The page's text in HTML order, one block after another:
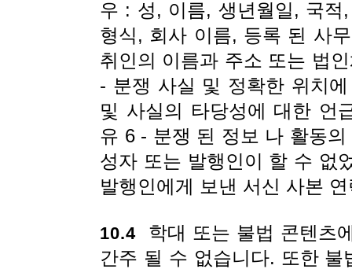
우 : 성, 이름, 생년월일, 국
형식, 회사 이름, 등록 된 사
취인의 이름과 주소 또는 법
- 분쟁 사실 및 정확한 위치
및 사실의 타당성에 대한 언
유 6 - 분쟁 된 정보 나 활동
성자 또는 발행인이 할 수 없
발행인에게 보낸 서신 사본
10.4 학대 또는 불법 콘텐츠
간주 될 수 없습니다. 또한